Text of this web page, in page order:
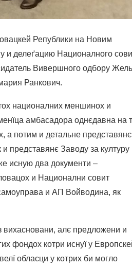
Републики на Новим
и делеґацию Националного
Вивершного одбору
Ранкович.
националних меншинох и
амбасадора однєдавна на
а потим и детальне представянє
представянє Заводу за културу
исную два документи –
и Национални совит
и АП Войводина, як
вихасновани, алє предложени и
фондох котри иснуї у
обласци у котрих би могло